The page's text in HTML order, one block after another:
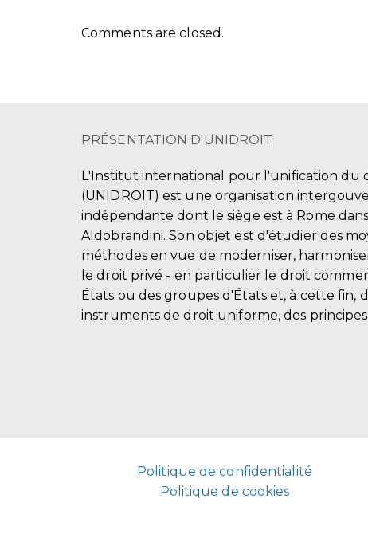
Comments are closed.
PRÉSENTATION D'UNIDROIT
L'Institut international pour l'unification du
(UNIDROIT) est une organisation
indépendante dont le siège est à Rome
Aldobrandini. Son objet est d'étudier des
méthodes en vue de moderniser,
le droit privé - en particulier le droit
États ou des groupes d'États et, à cette fin,
instruments de droit uniforme, des
Politique de confidentialité
Politique de cookies